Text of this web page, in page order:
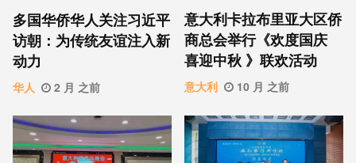
多国华侨华人关注习近平
访朝：为传统友谊注入新
动力
华人 2 月 之前
意⼤利卡拉布⾥亚大区侨
商总会举行《欢度国庆
喜迎中秋 》联欢活动
意大利 10 月 之前